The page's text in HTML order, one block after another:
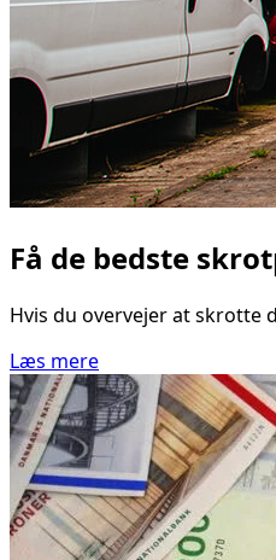
Få de bedste
Hvis du overvejer at skrotte
Læs mere